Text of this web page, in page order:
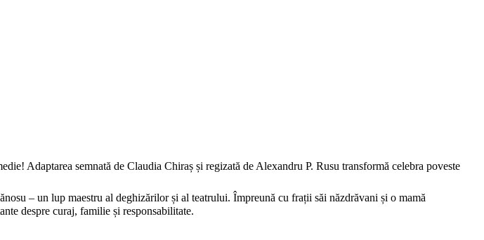
Adaptarea semnată de Claudia Chiraș și regizată de Alexandru P. Rusu transformă celebra poveste
– un lup maestru al deghizărilor și al teatrului. Împreună cu frații săi năzdrăvani și o mamă
despre curaj, familie și responsabilitate.